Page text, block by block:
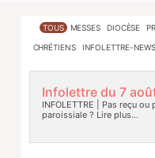
TOUS MESSES DIOCÈSE
CHRÉTIENS INFOLETTRE-
Infolettre du 7
INFOLETTRE | Pas reçu
paroissiale ? Lire plus…